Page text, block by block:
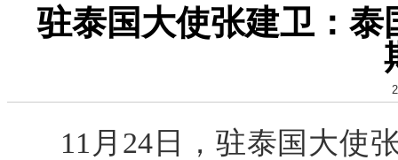
驻泰国大使张建卫：
11 月 24日，驻泰国大使